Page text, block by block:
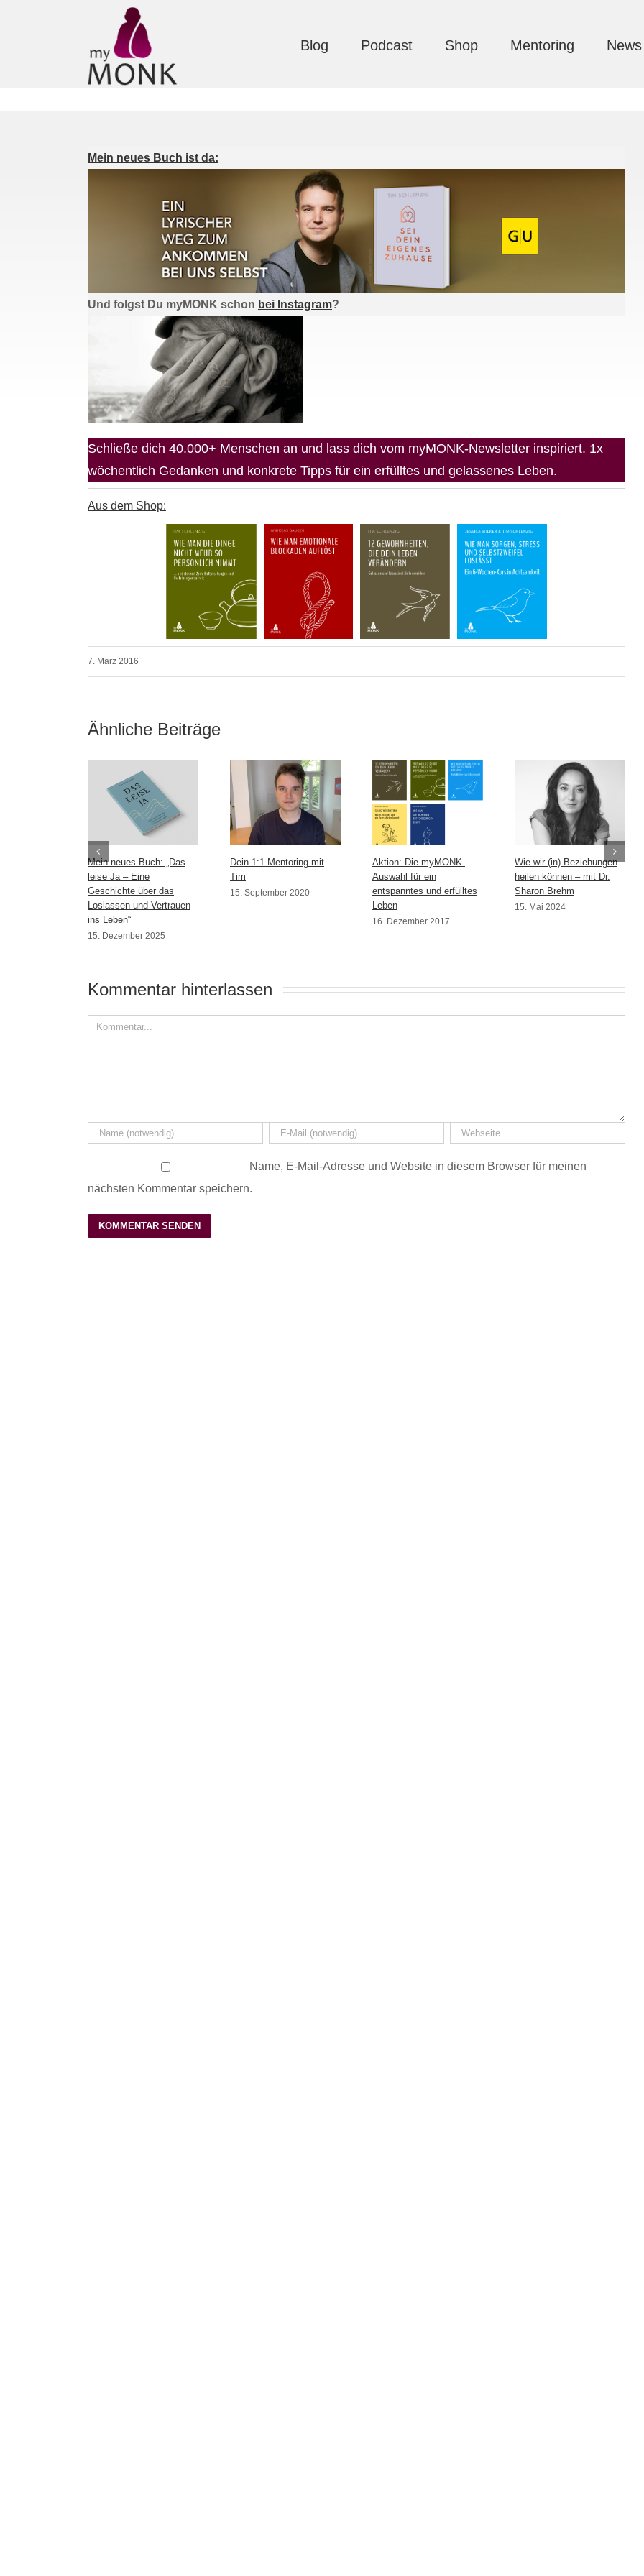
Blog Podcast Shop Mentoring News
Mein neues Buch ist da:
Und folgst Du myMONK schon bei Instagram?
Schließe dich 40.000+ Menschen an und lass dich vom myMONK-Newsletter inspiriert. 1x
wöchentlich Gedanken und konkrete Tipps für ein erfülltes und gelassenes Leben.
Aus dem Shop:
7. März 2016
Ähnliche Beiträge
Mein neues Buch: „Das
leise Ja – Eine
Geschichte über das
Loslassen und Vertrauen
ins Leben“
15. Dezember 2025
Dein 1:1 Mentoring mit
Tim
15. September 2020
Aktion: Die myMONK-
Auswahl für ein
entspanntes und erfülltes
Leben
16. Dezember 2017
Wie wir (in) Beziehungen
heilen können – mit Dr.
Sharon Brehm
15. Mai 2024
Kommentar hinterlassen
Name, E-Mail-Adresse und Website in diesem Browser für meinen
nächsten Kommentar speichern.